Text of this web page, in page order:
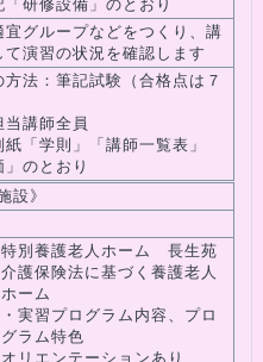
「研修設備」のとおり
宜グループなどをつくり、講
て演習の状況を確認します
方法：筆記試験（合格点は７
当講師全員
「学則」「講師一覧表」
」のとおり
設》
特別養護老人ホーム 長生苑
介護保険法に基づく養護老人
ホーム
・実習プログラム内容、プロ
グラム特色
オリエンテーションあり